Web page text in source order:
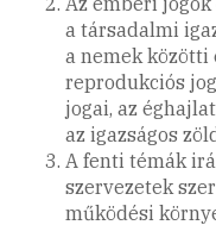
a társadalmi
a nemek közötti
reprodukciós
jogai, az
az igazságos
A fenti témák
szervezetek
működési